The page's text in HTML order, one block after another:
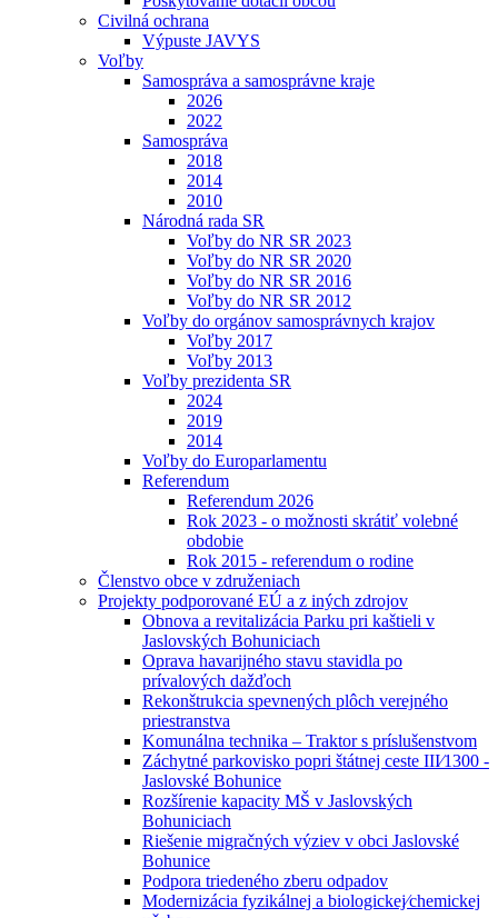
Civilná ochrana
Výpuste JAVYS
Voľby
Samospráva a samosprávne kraje
2026
2022
Samospráva
2018
2014
2010
Národná rada SR
Voľby do NR SR 2023
Voľby do NR SR 2020
Voľby do NR SR 2016
Voľby do NR SR 2012
Voľby do orgánov samosprávnych krajov
Voľby 2017
Voľby 2013
Voľby prezidenta SR
2024
2019
2014
Voľby do Europarlamentu
Referendum
Referendum 2026
Rok 2023 - o možnosti skrátiť volebné
obdobie
Rok 2015 - referendum o rodine
Členstvo obce v združeniach
Projekty podporované EÚ a z iných zdrojov
Obnova a revitalizácia Parku pri kaštieli v
Jaslovských Bohuniciach
Oprava havarijného stavu stavidla po
prívalových dažďoch
Rekonštrukcia spevnených plôch verejného
priestranstva
Komunálna technika – Traktor s príslušenstvom
Záchytné parkovisko popri štátnej ceste III⁄1300 -
Jaslovské Bohunice
Rozšírenie kapacity MŠ v Jaslovských
Bohuniciach
Riešenie migračných výziev v obci Jaslovské
Bohunice
Podpora triedeného zberu odpadov
Modernizácia fyzikálnej a biologickej⁄chemickej